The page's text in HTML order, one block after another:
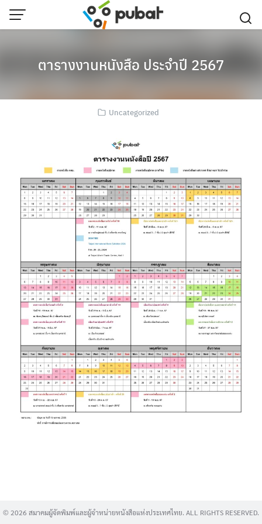
Skip
Search
for:
ตารางงานหนังสือ ประจำปี 2567
Uncategorized
© 2026 สมาคมผู้จัดพิมพ์และผู้จำหน่ายหนังสือแห่งประเทศไทย. ALL RIGHTS RESERVED.